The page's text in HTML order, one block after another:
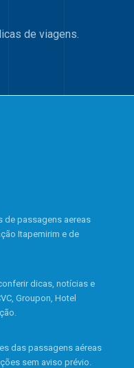
de viagens.
de passagens aereas
Itapemirim e de
dicas, notícias e
Groupon, Hotel
das passagens aéreas
sem aviso prévio.